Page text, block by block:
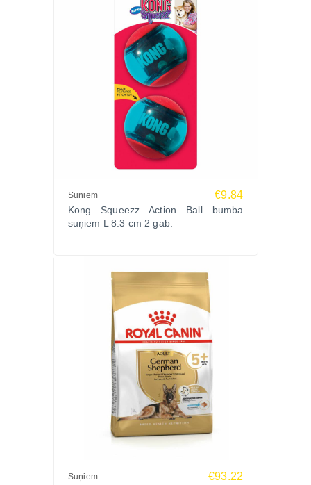
Suņiem €9.84
Kong Squeezz Action Ball bumba
suņiem L 8.3 cm 2 gab.
Suņiem €93.22